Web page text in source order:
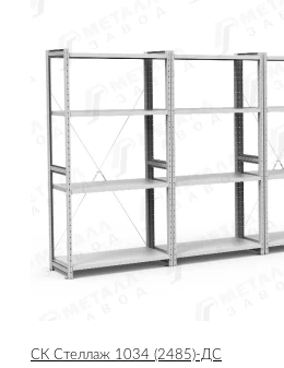
СК Стеллаж 1034 (2485)-ДС